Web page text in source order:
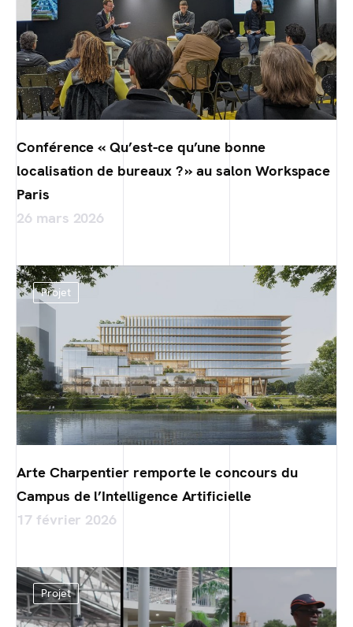
Conférence « Qu’est-ce qu’une bonne
localisation de bureaux ? » au salon Workspace
Paris
26 mars 2026
Projet
Arte Charpentier remporte le concours du
Campus de l’Intelligence Artificielle
17 février 2026
Projet